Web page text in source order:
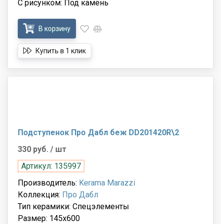
С рисунком: Под камень
В корзину
Купить в 1 клик
Подступенок Про Дабл беж DD201420R\2
330 руб. / шт
Артикул: 135997
Производитель: Kerama Marazzi
Коллекция: Про Дабл
Тип керамики: Спецэлементы
Размер: 145x600